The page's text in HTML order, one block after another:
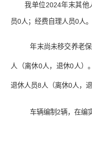
我单位2024年末其他
员0人；经费自理人员0人。
年末尚未移交养老
人（离休0人，退休0人）
退休人员8人（离休0人，
车辆编制2辆，在编